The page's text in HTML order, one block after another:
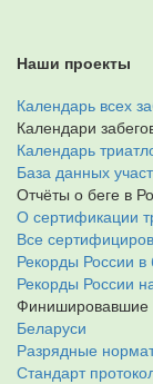
Наши проекты
Календарь всех
Календари
Календарь
База данных
Отчёты о беге в
О сертификации
Все
Рекорды России в
Рекорды России
Финишировавшие
Беларуси
Разрядные
Стандарт